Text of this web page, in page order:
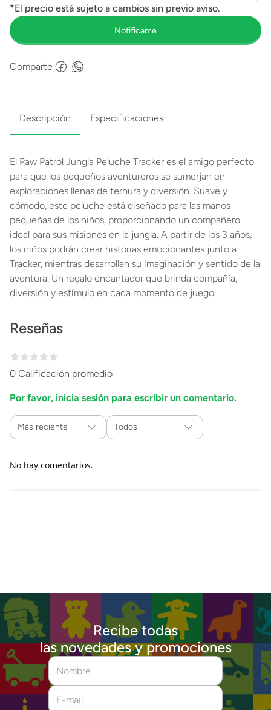
Comparte
Descripción Especificaciones
El Paw Patrol Jungla Peluche Tracker es el amigo perfecto
para que los pequeños aventureros se sumerjan en
exploraciones llenas de ternura y diversión. Suave y
cómodo, este peluche está diseñado para las manos
pequeñas de los niños, proporcionando un compañero
ideal para sus misiones en la jungla. A partir de los 3 años,
los niños podrán crear historias emocionantes junto a
Tracker, mientras desarrollan su imaginación y sentido de la
aventura. Un regalo encantador que brinda compañía,
diversión y estímulo en cada momento de juego.
Reseñas
0 Calificación promedio
Por favor, inicia sesión para escribir un comentario.
Más reciente Todos
No hay comentarios.
Recibe todas
las novedades y promociones